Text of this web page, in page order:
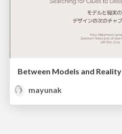
Between Models and Reality
mayunak